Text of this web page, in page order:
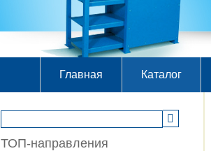
Главная Каталог
ТОП-направления